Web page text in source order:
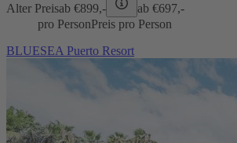
Alter Preisab €899,- ab €697,-
pro PersonPreis pro Person
BLUESEA Puerto Resort